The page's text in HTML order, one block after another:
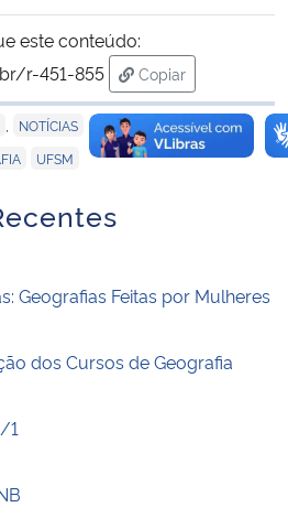
este conteúdo:
r-451-855
Copiar
para área de
NOTÍCIAS
UFSM
Geografias Feitas por Mulheres
dos Cursos de Geografia
1